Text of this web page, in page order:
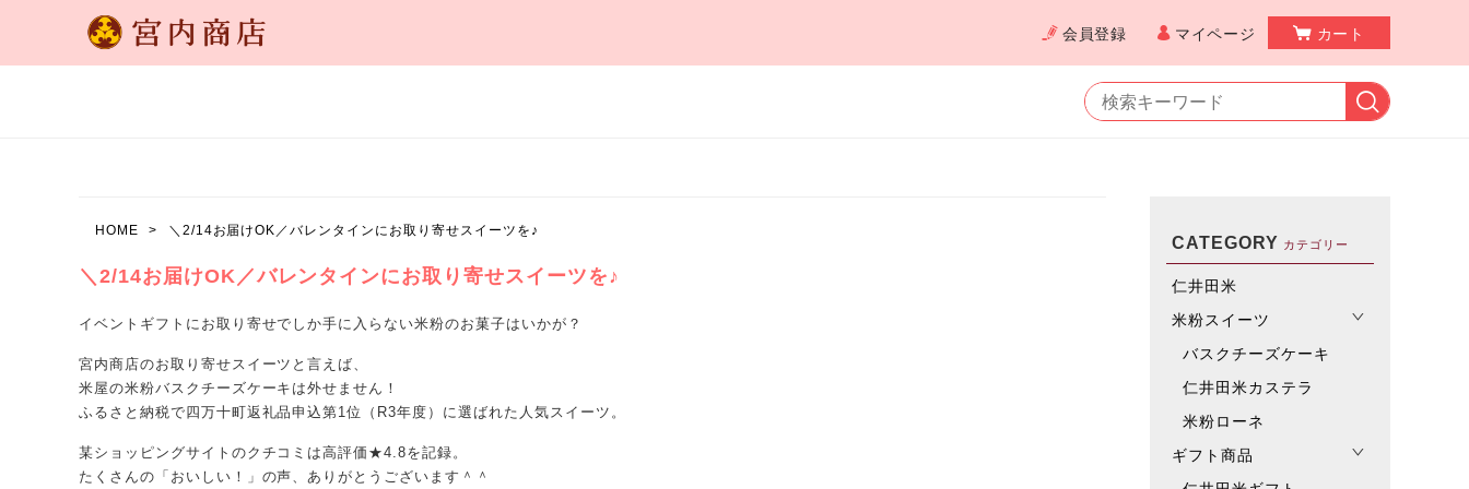
会員登録 マイページ カート
HOME ＼2/14お届けOK／バレンタインにお取り寄せスイーツを♪
＼2/14お届けOK／バレンタインにお取り寄せスイーツを♪
イベントギフトにお取り寄せでしか手に入らない米粉のお菓子はいかが？
宮内商店のお取り寄せスイーツと言えば、
米屋の米粉バスクチーズケーキは外せません！
ふるさと納税で四万十町返礼品申込第1位（R3年度）に選ばれた人気スイーツ。
某ショッピングサイトのクチコミは高評価★4.8を記録。
たくさんの「おいしい！」の声、ありがとうございます＾＾
CATEGORY カテゴリー
仁井田米
米粉スイーツ
バスクチーズケーキ
仁井田米カステラ
米粉ローネ
ギフト商品